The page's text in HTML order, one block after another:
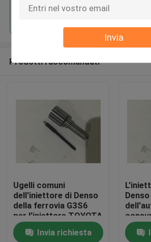
Invia
Continua
Prodotti raccomandati
Ugelli comuni
dell'iniettore di Denso
della ferrovia G3S6
per l'iniettore TOYOTA
VIGO 3,0 VNT
Invia richiesta
degli